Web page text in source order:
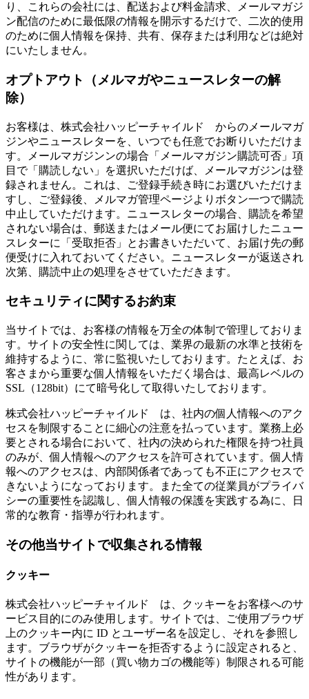
り、これらの会社には、配送および料金請求、メールマガジ
ン配信のために最低限の情報を開示するだけで、二次的使用
のために個人情報を保持、共有、保存または利用などは絶対
にいたしません。
オプトアウト（メルマガやニュースレターの解
除）
お客様は、株式会社ハッピーチャイルド からのメールマガ
ジンやニュースレターを、いつでも任意でお断りいただけま
す。メールマガジンンの場合「メールマガジン購読可否」項
目で「購読しない」を選択いただけば、メールマガジンは登
録されません。これは、ご登録手続き時にお選びいただけま
すし、ご登録後、メルマガ管理ページよりボタン一つで購読
中止していただけます。ニュースレターの場合、購読を希望
されない場合は、郵送またはメール便にてお届けしたニュー
スレターに「受取拒否」とお書きいただいて、お届け先の郵
便受けに入れておいてください。ニュースレターが返送され
次第、購読中止の処理をさせていただきます。
セキュリティに関するお約束
当サイトでは、お客様の情報を万全の体制で管理しておりま
す。サイトの安全性に関しては、業界の最新の水準と技術を
維持するように、常に監視いたしております。たとえば、お
客さまから重要な個人情報をいただく場合は、最高レベルの
SSL（128bit）にて暗号化して取得いたしております。
株式会社ハッピーチャイルド は、社内の個人情報へのアク
セスを制限することに細心の注意を払っています。業務上必
要とされる場合において、社内の決められた権限を持つ社員
のみが、個人情報へのアクセスを許可されています。個人情
報へのアクセスは、内部関係者であっても不正にアクセスで
きないようになっております。また全ての従業員がプライバ
シーの重要性を認識し、個人情報の保護を実践する為に、日
常的な教育・指導が行われます。
その他当サイトで収集される情報
クッキー
株式会社ハッピーチャイルド は、クッキーをお客様へのサ
ービス目的にのみ使用します。サイトでは、ご使用ブラウザ
上のクッキー内に ID とユーザー名を設定し、それを参照し
ます。ブラウザがクッキーを拒否するように設定されると、
サイトの機能が一部（買い物カゴの機能等）制限される可能
性があります。